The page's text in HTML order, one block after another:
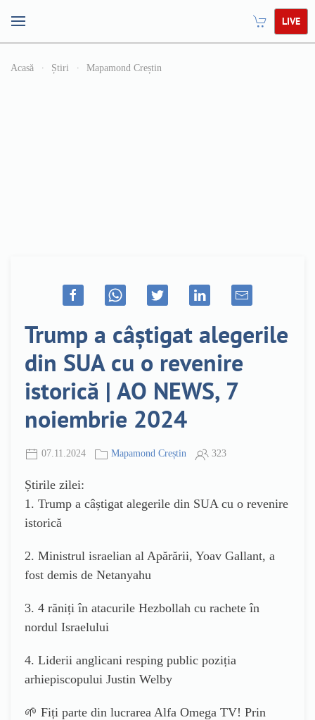
LIVE
Acasă Știri Mapamond Creștin
Trump a câștigat alegerile
din SUA cu o revenire
istorică | AO NEWS, 7
noiembrie 2024
07.11.2024 Mapamond Creștin 323
Știrile zilei:
1. Trump a câștigat alegerile din SUA cu o revenire
istorică
2. Ministrul israelian al Apărării, Yoav Gallant, a
fost demis de Netanyahu
3. 4 răniți în atacurile Hezbollah cu rachete în
nordul Israelului
4. Liderii anglicani resping public poziția
arhiepiscopului Justin Welby
🌱 Fiți parte din lucrarea Alfa Omega TV! Prin